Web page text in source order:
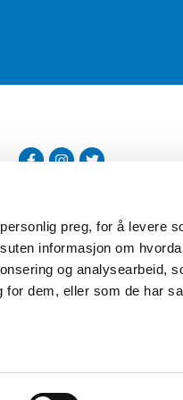
preg, for å levere
informasjon om
og analysearbeid,
for dem, eller som de har
Torshov Sport har over 90 års
klubbhandel. Torshov Sport har
Drammen, Sandvika Storsenter